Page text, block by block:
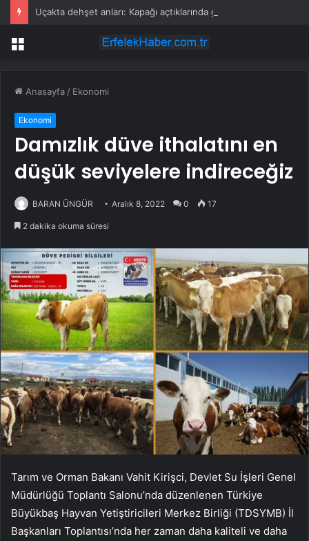
Menü
Anasayfa / Ekonomi
Ekonomi
Damızlık düve ithalatını en
düşük seviyelere indireceğiz
BARAN ÜNGÜR Aralık 8, 2022 0 17
2 dakika okuma süresi
Tarım ve Orman Bakanı Vahit Kirişci, Devlet Su İşleri Genel
Müdürlüğü Toplantı Salonu’nda düzenlenen Türkiye
Büyükbaş Hayvan Yetiştiricileri Merkez Birliği (TDSYMB) İl
Başkanları Toplantısı’nda her zaman daha kaliteli ve daha